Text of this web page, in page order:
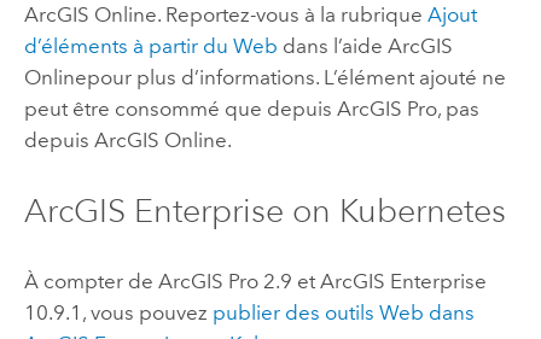
ArcGIS Online. Reportez-vous à la rubrique Ajout
d’éléments à partir du Web dans l’aide ArcGIS
Onlinepour plus d’informations. L’élément ajouté ne
peut être consommé que depuis ArcGIS Pro, pas
depuis ArcGIS Online.
ArcGIS Enterprise on Kubernetes
À compter de ArcGIS Pro2.9 et ArcGIS Enterprise
10.9.1, vous pouvez publier des outils Web dans